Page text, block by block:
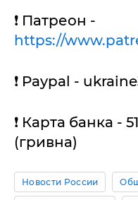
❗️ Патреон -
https://
❗️ Paypal -
❗️ Карта банка -
(гривна)
Новости России